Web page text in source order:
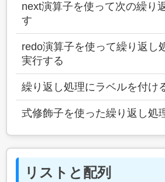
next演算子を使って次の繰り
す
redo演算子を使って繰り返し
実行する
繰り返し処理にラベルを付け
式修飾子を使った繰り返し処
リストと配列